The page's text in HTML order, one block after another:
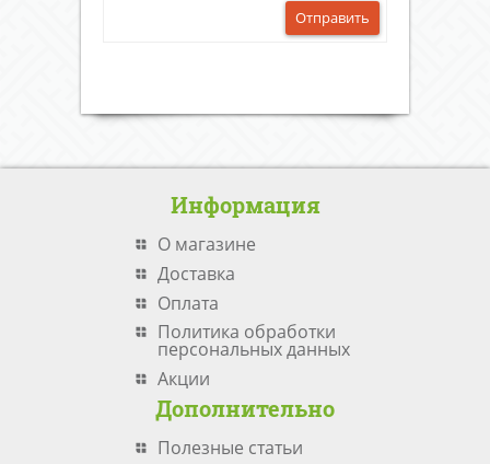
Отправить
Информация
О магазине
Доставка
Оплата
Политика обработки
персональных данных
Акции
Дополнительно
Полезные статьи